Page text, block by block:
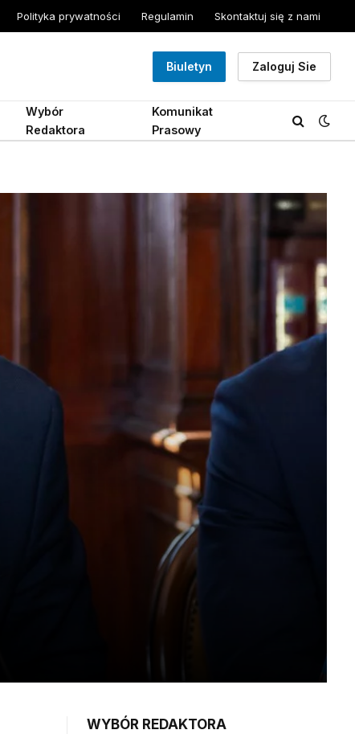
Polityka prywatności Regulamin Skontaktuj się z nami
Biuletyn Zaloguj Sie
Wybór
Redaktora
Komunikat
Prasowy
WYBÓR REDAKTORA